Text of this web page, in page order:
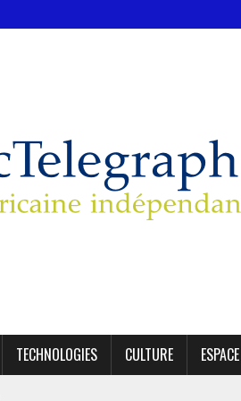
TECHNOLOGIES CULTURE